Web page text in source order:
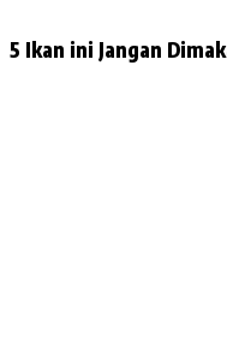
5 Ikan ini Jangan